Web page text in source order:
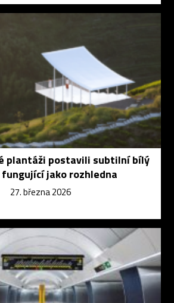
plantáži postavili subtilní bílý
jako rozhledna
27. března 2026